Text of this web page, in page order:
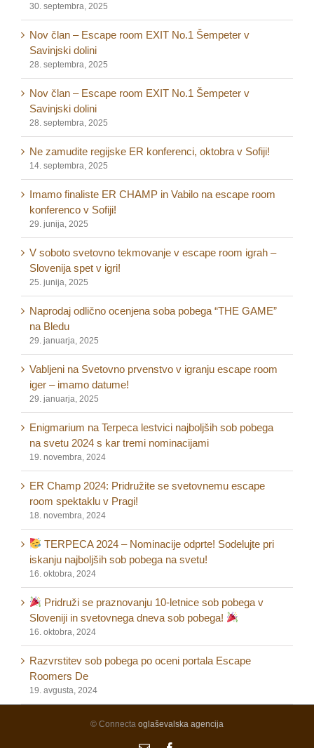
30. septembra, 2025
Nov član – Escape room EXIT No.1 Šempeter v
Savinjski dolini
28. septembra, 2025
Nov član – Escape room EXIT No.1 Šempeter v
Savinjski dolini
28. septembra, 2025
Ne zamudite regijske ER konferenci, oktobra v Sofiji!
14. septembra, 2025
Imamo finaliste ER CHAMP in Vabilo na escape room
konferenco v Sofiji!
29. junija, 2025
V soboto svetovno tekmovanje v escape room igrah –
Slovenija spet v igri!
25. junija, 2025
Naprodaj odlično ocenjena soba pobega “THE GAME”
na Bledu
29. januarja, 2025
Vabljeni na Svetovno prvenstvo v igranju escape room
iger – imamo datume!
29. januarja, 2025
Enigmarium na Terpeca lestvici najboljših sob pobega
na svetu 2024 s kar tremi nominacijami
19. novembra, 2024
ER Champ 2024: Pridružite se svetovnemu escape
room spektaklu v Pragi!
18. novembra, 2024
TERPECA 2024 – Nominacije odprte! Sodelujte pri
iskanju najboljših sob pobega na svetu!
16. oktobra, 2024
Pridruži se praznovanju 10-letnice sob pobega v
Sloveniji in svetovnega dneva sob pobega!
16. oktobra, 2024
Razvrstitev sob pobega po oceni portala Escape
Roomers De
19. avgusta, 2024
© Connecta oglaševalska agencija